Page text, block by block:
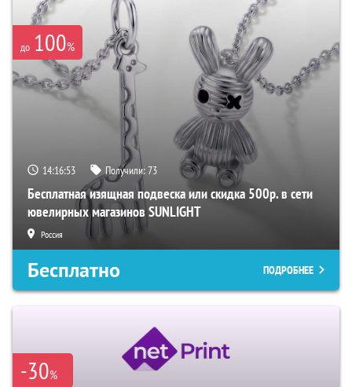
до 100%
14:16:52 Получили:73
Бесплатная изящная подвеска или скидка 500р. в сети
ювелирных магазинов SUNLIGHT
Россия
Бесплатно ПОДРОБНЕЕ
-30%